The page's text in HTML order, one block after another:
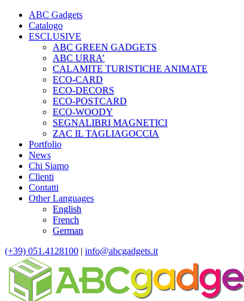
ABC Gadgets
Catalogo
ESCLUSIVE
ABC GREEN GADGETS
ABC URRA’
CALAMITE TURISTICHE ANIMATE
ECO-CARD
ECO-DECORS
ECO-POSTCARD
ECO-WOODY
SEGNALIBRI MAGNETICI
ZAC IL TAGLIAGOCCIA
Portfolio
News
Chi Siamo
Clienti
Contatti
Other Languages
English
French
German
(+39) 051.4128100 | info@abcgadgets.it